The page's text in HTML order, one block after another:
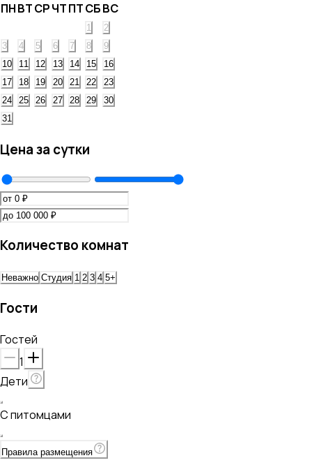
ПНВТСРЧТПТСБВС
1
2
3
4 5 6 7 8
9
10
11 12 13 14 15
16
17
18 19 20 21 22
23
24
25 26 27 28 29
30
31
Цена за сутки
Количество комнат
Неважно Студия 1 2 3 4 5+
Гости
Гостей
1
Дети
С питомцами
Правила размещения